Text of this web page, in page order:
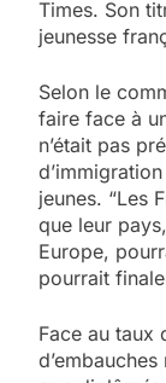
Times. Son
jeunesse
Selon le
faire face à
n’était pas
jeunes. “Les
que leur
Europe,
pourrait
Face au taux